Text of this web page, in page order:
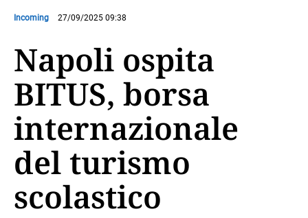
Incoming 27/09/2025 09:38
Napoli ospita
BITUS, borsa
internazionale
del turismo
scolastico